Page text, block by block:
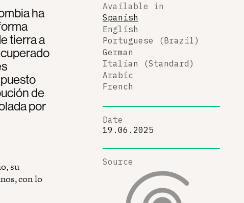
ha
tierra a
de
por
su
con lo
Available in
Spanish
English
Portuguese (Brazil)
German
Italian (Standard)
Arabic
French
Date
19.06.2025
Source